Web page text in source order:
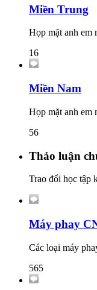
Miền Trung
Họp mặt anh em
16
Miền Nam
Họp mặt anh em
56
Thảo luận
Trao đổi học tập
Máy phay
Các loại máy
565